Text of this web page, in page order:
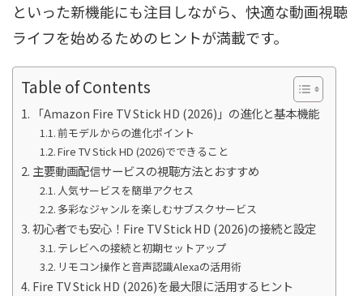
といった新機能にも注目しながら、快適な動画視聴
ライフを始めるためのヒントが満載です。
Table of Contents
「Amazon Fire TV Stick HD (2026)」の進化と基本機能
前モデルからの進化ポイント
Fire TV Stick HD (2026)でできること
主要動画配信サービスの視聴方法とおすすめ
人気サービスを簡単アクセス
多彩なジャンルを楽しむサブスクサービス
初心者でも安心！Fire TV Stick HD (2026)の接続と設定
テレビへの接続と初期セットアップ
リモコン操作と音声認識Alexaの活用術
Fire TV Stick HD (2026)を最大限に活用するヒント